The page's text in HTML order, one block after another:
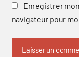
Enregistrer
navigateur pour